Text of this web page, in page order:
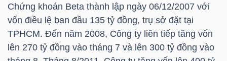
Chứng khoán Beta thành lập ngày 06/12/2007 với
vốn điều lệ ban đầu 135 tỷ đồng, trụ sở đặt tại
TPHCM. Đến năm 2008, Công ty liên tiếp tăng vốn
lên 270 tỷ đồng vào tháng 7 và lên 300 tỷ đồng vào
KINH